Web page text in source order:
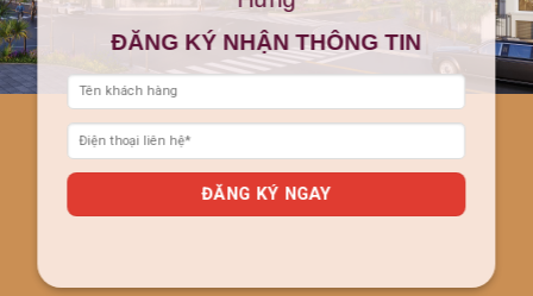
ĐĂNG KÝ NHẬN THÔNG TIN